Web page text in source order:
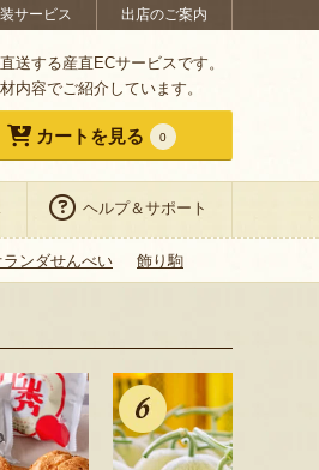
サービス 出店のご案内
送する産直ECサービスです。
内容でご紹介しています。
カートを見る 0
ヘルプ＆サポート
ランダせんべい 飾り駒